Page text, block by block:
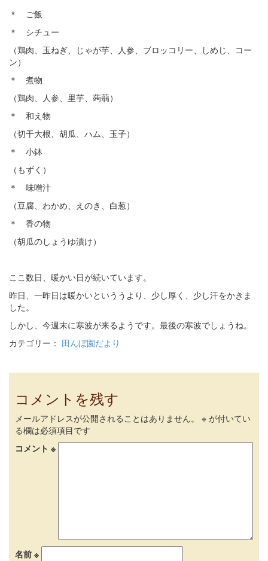
＊ ご飯
＊ シチュー
（鶏肉、玉ねぎ、じゃが芋、人参、ブロッコリー、しめじ、コー
ン）
＊ 煮物
（鶏肉、人参、里芋、蒟蒻）
＊ 和え物
（切干大根、胡瓜、ハム、玉子）
＊ 小鉢
（もずく）
＊ 味噌汁
（豆腐、わかめ、えのき、白葱）
＊ 香の物
（胡瓜のしょうゆ漬け）
ここ数日、暖かい日が続いています。
昨日、一昨日は暖かいといううより、少し厚く、少し汗をかきま
した。
しかし、今週末に寒波が来るようです。最後の寒波でしょうね。
カテゴリー： 田んぼ園だより
コメントを残す
メールアドレスが公開されることはありません。 ※ が付いてい
る欄は必須項目です
コメント ※
名前 ※